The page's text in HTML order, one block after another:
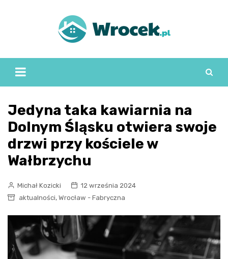
Jedyna taka kawiarnia na
Dolnym Śląsku otwiera swoje
drzwi przy kościele w
Wałbrzychu
Michał Kozicki
12 września 2024
aktualności, Wrocław - Fabryczna